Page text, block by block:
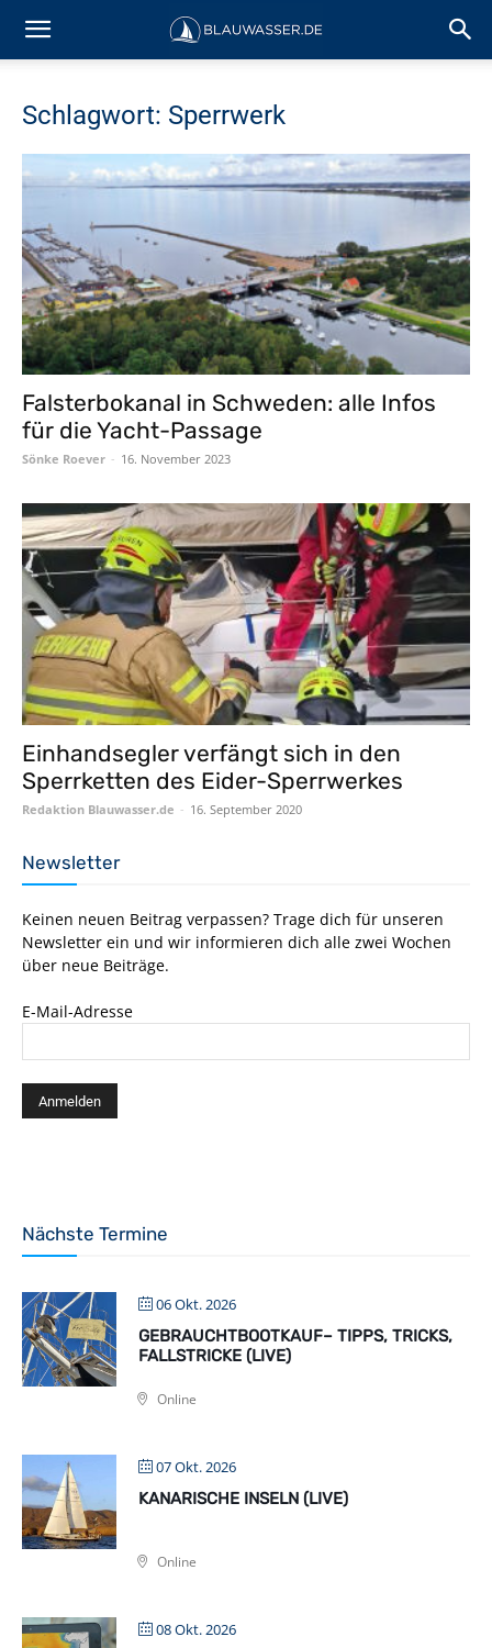
Schlagwort: Sperrwerk
Falsterbokanal in Schweden: alle Infos
für die Yacht-Passage
Sönke Roever - 16. November 2023
Einhandsegler verfängt sich in den
Sperrketten des Eider-Sperrwerkes
Redaktion Blauwasser.de - 16. September 2020
Newsletter
Keinen neuen Beitrag verpassen? Trage dich für unseren
Newsletter ein und wir informieren dich alle zwei Wochen
über neue Beiträge.
E-Mail-Adresse
Nächste Termine
06 Okt. 2026
GEBRAUCHTBOOTKAUF– TIPPS, TRICKS,
FALLSTRICKE (LIVE)
Online
07 Okt. 2026
KANARISCHE INSELN (LIVE)
Online
08 Okt. 2026